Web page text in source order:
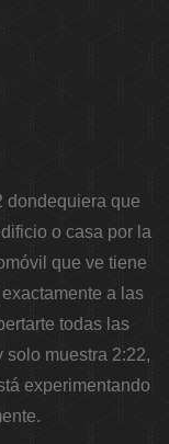
dondequiera que
o casa por la
que ve tiene
a las
todas las
solo muestra 2:22,
experimentando